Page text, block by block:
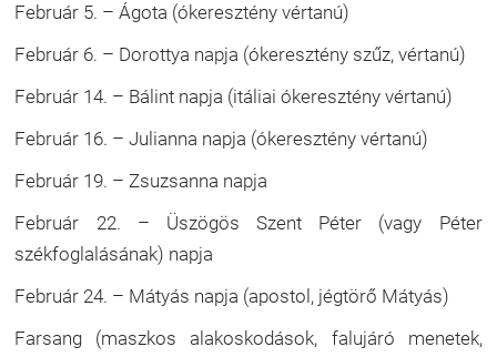
Február 5. – Ágota (ókeresztény vértanú)
Február 6. – Dorottya napja (ókeresztény szűz, vértanú)
Február 14. – Bálint napja (itáliai ókeresztény vértanú)
Február 16. – Julianna napja (ókeresztény vértanú)
Február 19. – Zsuzsanna napja
Február 22. – Üszögös Szent Péter (vagy Péter
székfoglalásának) napja
Február 24. – Mátyás napja (apostol, jégtörő Mátyás)
Farsang (maszkos alakoskodások, falujáró menetek,